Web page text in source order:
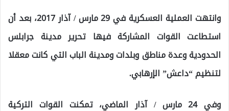
وانتهت العملية العسكرية في 29 مارس / آذار 2017، بعد أن
استطاعت القوات المشاركة فيها تحرير مدينة جرابلس
الحدودية وعدة مناطق وبلدات ومدينة الباب التي كانت معقلا
لتنظيم “داعش” الإرهابي.
وفي 24 مارس / آذار الماضي، تمكنت القوات التركية